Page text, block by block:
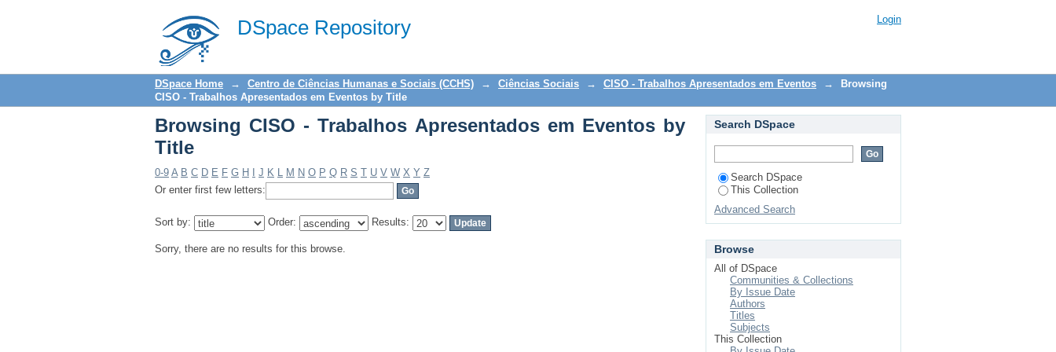
DSpace Repository
Browsing CISO - Trabalhos Apresentados em Eventos by Title Login
DSpace Home → Centro de Ciências Humanas e Sociais (CCHS) → Ciências Sociais → CISO - Trabalhos Apresentados em Eventos →
Browsing
CISO - Trabalhos Apresentados em Eventos by Title
Browsing CISO - Trabalhos Apresentados em Eventos by
Title
0-9 A B C D E F G H J K L M N O P Q R S T U V W X Y Z
Or enter first few letters:
Sort by: Order: Results:
Sorry, there are no results for this browse.
Search DSpace
Search DSpace
This Collection
Advanced Search
Browse
All of DSpace
Communities & Collections
By Issue Date
Authors
Titles
Subjects
This Collection